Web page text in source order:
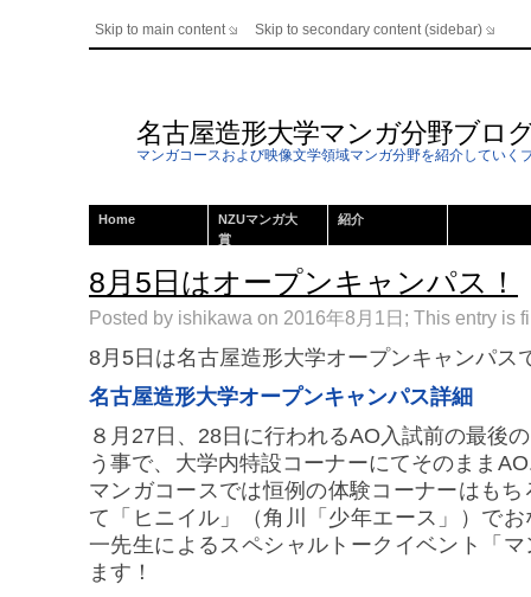
Skip to main content Skip to secondary content (sidebar)
名古屋造形大学マンガ分野ブロ
マンガコースおよび映像文学領域マンガ分野を紹介していく
Home
NZUマンガ大
賞
紹介
8月5日はオープンキャンパス！
Posted by ishikawa on 2016年8月1日; This entry is
8月5日は名古屋造形大学オープンキャンパス
名古屋造形大学オープンキャンパス詳細
８月27日、28日に行われるAO入試前の最後
う事で、大学内特設コーナーにてそのまま
マンガコースでは恒例の体験コーナーはも
て「ヒニイル」（角川「少年エース」）で
一先生によるスペシャルトークイベント「
ます！